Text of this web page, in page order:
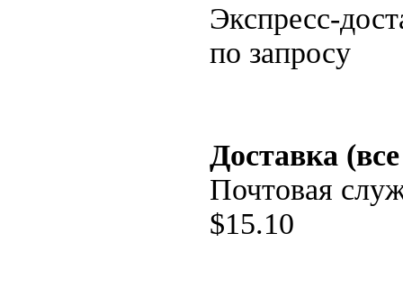
Экспресс-
по запросу
Доставка
Почтовая
$15.10